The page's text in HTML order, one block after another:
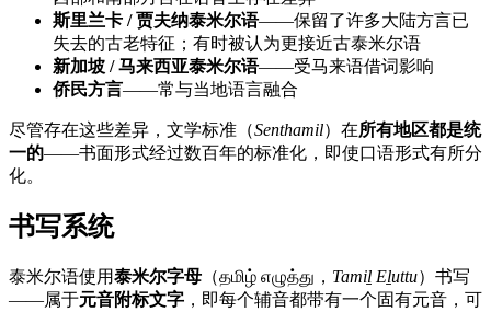
斯里兰卡 / 贾夫纳泰米尔语——保留了许多大陆方言已
失去的古老特征；有时被认为更接近古泰米尔语
新加坡 / 马来西亚泰米尔语——受马来语借词影响
侨民方言——常与当地语言融合
尽管存在这些差异，文学标准（Senthamil）在所有地区都是统
一的——书面形式经过数百年的标准化，即使口语形式有所分
化。
书写系统
泰米尔语使用泰米尔字母 （தமிழ் எழுத்து， Tamiḻ Eḻuttu）书写
——属于元音附标文字 ，即每个辅音都带有一个固有元音，可